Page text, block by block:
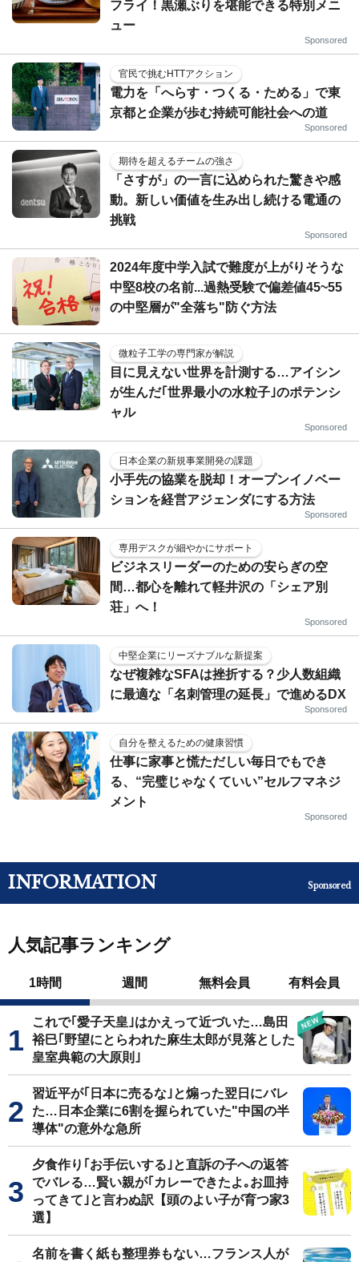
フライ！黒瀬ぶりを堪能できる特別メニ
ュー
Sponsored
官民で挑むHTTアクション
電力を「へらす・つくる・ためる」で東
京都と企業が歩む持続可能社会への道
Sponsored
期待を超えるチームの強さ
「さすが」の一言に込められた驚きや感
動。新しい価値を生み出し続ける電通の
挑戦
Sponsored
2024年度中学入試で難度が上がりそうな
中堅8校の名前...過熱受験で偏差値45~55
の中堅層が"全落ち"防ぐ方法
微粒子工学の専門家が解説
目に見えない世界を計測する…アイシン
が生んだ｢世界最小の水粒子｣のポテンシ
ャル
Sponsored
日本企業の新規事業開発の課題
小手先の協業を脱却！オープンイノベー
ションを経営アジェンダにする方法
Sponsored
専用デスクが細やかにサポート
ビジネスリーダーのための安らぎの空
間…都心を離れて軽井沢の「シェア別
荘」へ！
Sponsored
中堅企業にリーズナブルな新提案
なぜ複雑なSFAは挫折する？少人数組織
に最適な「名刺管理の延長」で進めるDX
Sponsored
自分を整えるための健康習慣
仕事に家事と慌ただしい毎日でもでき
る、“完璧じゃなくていい”セルフマネジ
メント
Sponsored
INFORMATION Sponsored
人気記事ランキング
1時間 週間 無料会員 有料会員
これで｢愛子天皇｣はかえって近づいた…島田
裕巳｢野望にとらわれた麻生太郎が見落とした
皇室典範の大原則｣
習近平が｢日本に売るな｣と煽った翌日にバレ
た…日本企業に6割を握られていた"中国の半
導体"の意外な急所
夕食作り｢お手伝いする｣と直訴の子への返答
でバレる…賢い親が｢カレーできたよ｡お皿持
ってきて｣と言わぬ訳【頭のよい子が育つ家3
選】
名前を書く紙も整理券もない…フランス人が